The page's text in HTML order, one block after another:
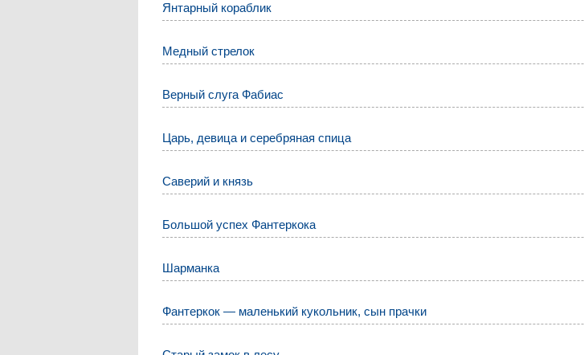
Янтарный кораблик
Медный стрелок
Верный слуга Фабиас
Царь, девица и серебряная спица
Саверий и князь
Большой успех Фантеркока
Шарманка
Фантеркок — маленький кукольник, сын прачки